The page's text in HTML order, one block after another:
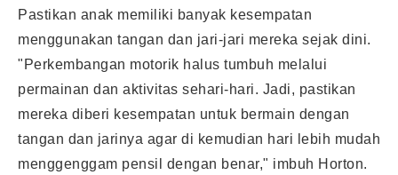
Pastikan anak memiliki banyak kesempatan
menggunakan tangan dan jari-jari mereka sejak dini.
"Perkembangan motorik halus tumbuh melalui
permainan dan aktivitas sehari-hari. Jadi, pastikan
mereka diberi kesempatan untuk bermain dengan
tangan dan jarinya agar di kemudian hari lebih mudah
menggenggam pensil dengan benar," imbuh Horton.